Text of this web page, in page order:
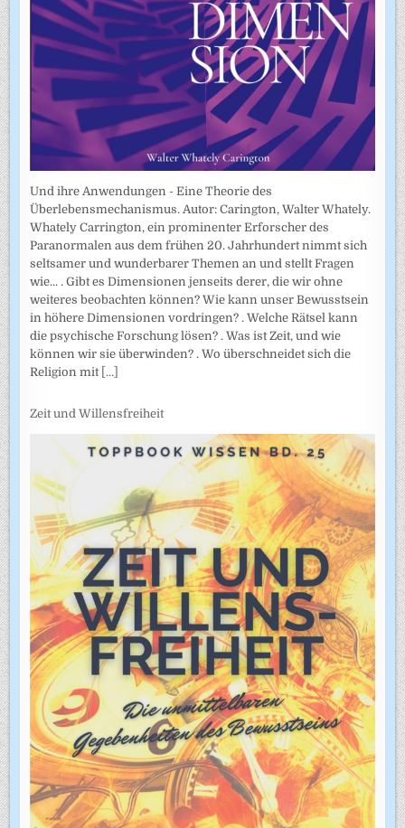
Und ihre Anwendungen - Eine Theorie des
Überlebensmechanismus. Autor: Carington, Walter Whately.
Whately Carrington, ein prominenter Erforscher des
Paranormalen aus dem frühen 20. Jahrhundert nimmt sich
seltsamer und wunderbarer Themen an und stellt Fragen
wie... . Gibt es Dimensionen jenseits derer, die wir ohne
weiteres beobachten können? Wie kann unser Bewusstsein
in höhere Dimensionen vordringen? . Welche Rätsel kann
die psychische Forschung lösen? . Was ist Zeit, und wie
können wir sie überwinden? . Wo überschneidet sich die
Religion mit [...]
Zeit und Willensfreiheit